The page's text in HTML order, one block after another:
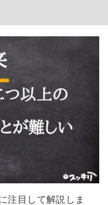
注目して解説しま